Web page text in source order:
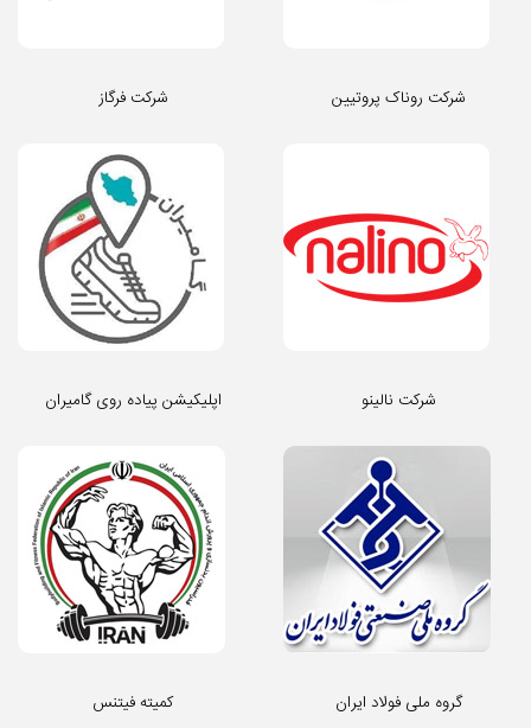
شرکت فرگاز شرکت روناک پروتیین
اپلیکیشن پیاده روی گامیران شرکت نالینو
کمیته فیتنس گروه ملی فولاد ایران